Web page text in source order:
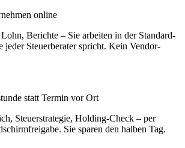
online
Berichte – Sie arbeiten in der Standard-
jeder Steuerberater spricht. Kein Vendor-
statt Termin vor Ort
Steuerstrategie, Holding-Check – per
Sie sparen den halben Tag.